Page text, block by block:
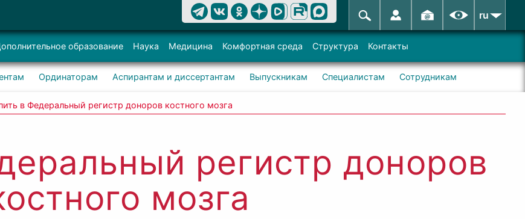
ru
образование Наука Медицина Комфортная среда Структура Контакты
Ординаторам Аспирантам и диссертантам Выпускникам Специалистам Сотрудникам
в Федеральный регистр доноров костного мозга
регистр доноров
мозга